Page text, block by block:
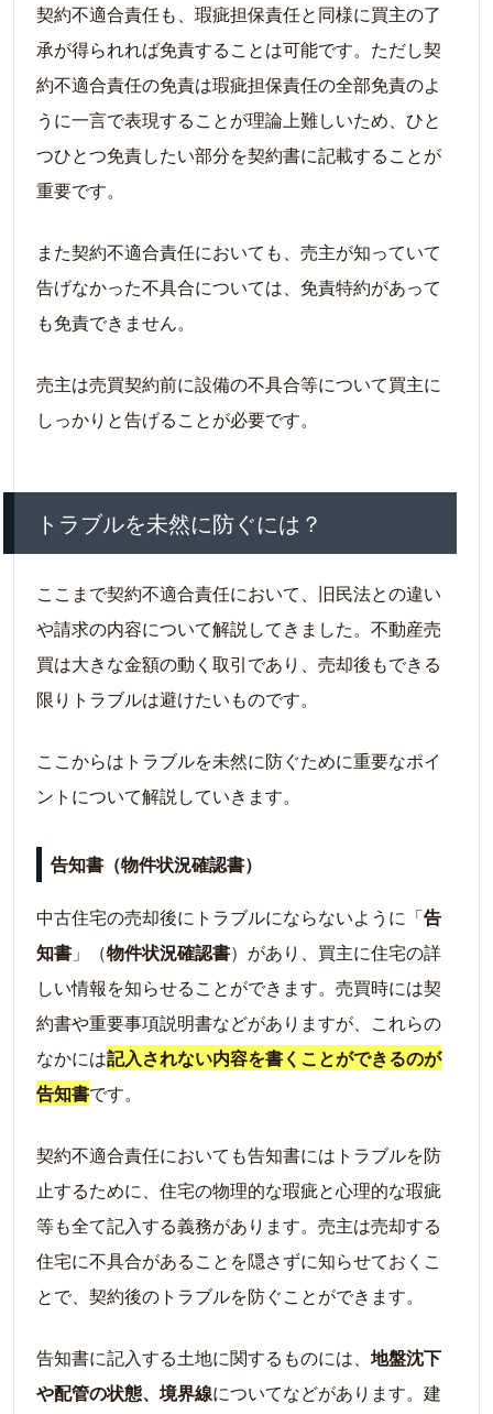
契約不適合責任も、瑕疵担保責任と同様に買主の了
承が得られれば免責することは可能です。ただし契
約不適合責任の免責は瑕疵担保責任の全部免責のよ
うに一言で表現することが理論上難しいため、ひと
つひとつ免責したい部分を契約書に記載することが
重要です。
また契約不適合責任においても、売主が知っていて
告げなかった不具合については、免責特約があって
も免責できません。
売主は売買契約前に設備の不具合等について買主に
しっかりと告げることが必要です。
トラブルを未然に防ぐには？
ここまで契約不適合責任において、旧民法との違い
や請求の内容について解説してきました。不動産売
買は大きな金額の動く取引であり、売却後もできる
限りトラブルは避けたいものです。
ここからはトラブルを未然に防ぐために重要なポイ
ントについて解説していきます。
告知書（物件状況確認書）
中古住宅の売却後にトラブルにならないように「告
知書 」（物件状況確認書）があり、買主に住宅の詳
しい情報を知らせることができます。売買時には契
約書や重要事項説明書などがありますが、これらの
なかには記入されない内容を書くことができるのが
告知書です。
契約不適合責任においても告知書にはトラブルを防
止するために、住宅の物理的な瑕疵と心理的な瑕疵
等も全て記入する義務があります。売主は売却する
住宅に不具合があることを隠さずに知らせておくこ
とで、契約後のトラブルを防ぐことができます。
告知書に記入する土地に関するものには、 地盤沈下
や配管の状態、境界線についてなどがあります。建